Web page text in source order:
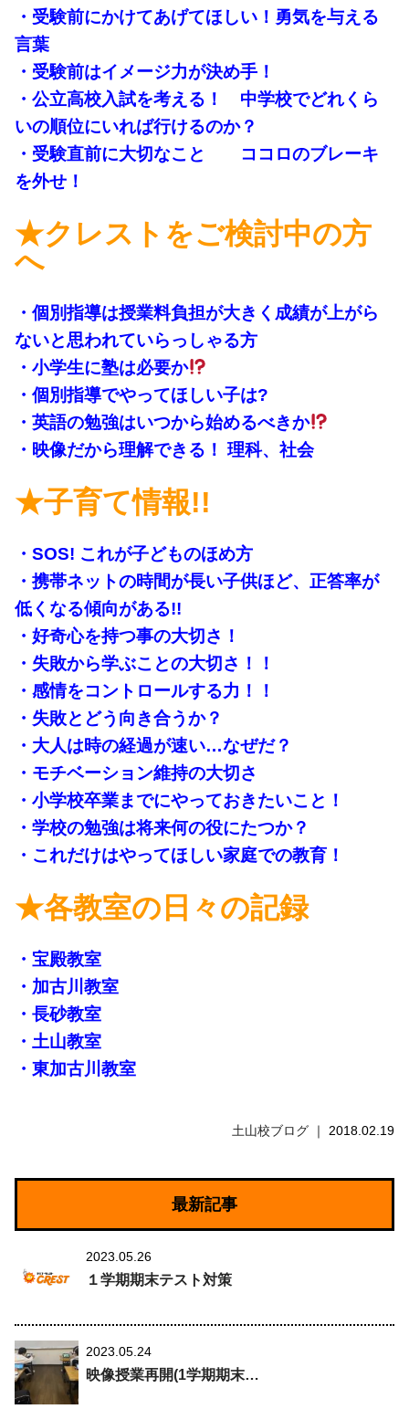
・受験前にかけてあげてほしい！勇気を与える
言葉
・受験前はイメージ力が決め手！
・公立高校入試を考える！ 中学校でどれくら
いの順位にいれば行けるのか？
・受験直前に大切なこと ココロのブレーキ
を外せ！
★クレストをご検討中の方
へ
・個別指導は授業料負担が大きく成績が上がら
ないと思われていらっしゃる方
・小学生に塾は必要か
・個別指導でやってほしい子は?
・英語の勉強はいつから始めるべきか
・映像だから理解できる！ 理科、社会
★子育て情報!!
・SOS! これが子どものほめ方
・携帯ネットの時間が長い子供ほど、正答率が
低くなる傾向がある!!
・好奇心を持つ事の大切さ！
・失敗から学ぶことの大切さ！！
・感情をコントロールする力！！
・失敗とどう向き合うか？
・大人は時の経過が速い…なぜだ？
・モチベーション維持の大切さ
・小学校卒業までにやっておきたいこと！
・学校の勉強は将来何の役にたつか？
・これだけはやってほしい家庭での教育！
★各教室の日々の記録
・宝殿教室
・加古川教室
・長砂教室
・土山教室
・東加古川教室
土山校ブログ 2018.02.19
最新記事
2023.05.26
１学期期末テスト対策
2023.05.24
映像授業再開(1学期期末…